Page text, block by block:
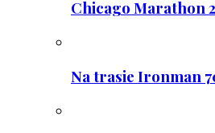
Chicago Marathon
Na trasie Ironman